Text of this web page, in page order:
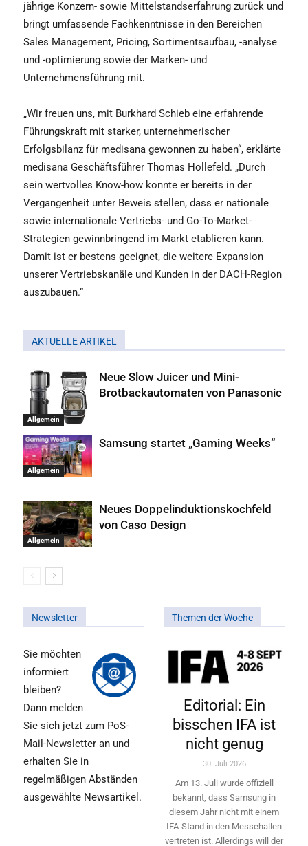
jährige Konzern- sowie Mittelstandserfahrung zurück und
bringt umfassende Fachkenntnisse in den Bereichen
Sales Management, Pricing, Sortimentsaufbau, -analyse
und -optimierung sowie der Marken- und
Unternehmensführung mit.
„Wir freuen uns, mit Burkhard Schieb eine erfahrende
Führungskraft mit starker, unternehmerischer
Erfolgsbilanz für medisana gewonnen zu haben“, erklärte
medisana Geschäftsführer Thomas Hollefeld. „Durch
sein wertvolles Know-how konnte er bereits in der
Vergangenheit unter Beweis stellen, dass er nationale
sowie internationale Vertriebs- und Go-To-Market-
Strategien gewinnbringend im Markt etablieren kann.
Damit ist er bestens geeignet, die weitere Expansion
unserer Vertriebskanäle und Kunden in der DACH-Region
auszubauen.“
AKTUELLE ARTIKEL
Allgemein
Neue Slow Juicer und Mini-
Brotbackautomaten von Panasonic
Allgemein
Samsung startet „Gaming Weeks“
Allgemein
Neues Doppelinduktionskochfeld
von Caso Design
Newsletter
Sie möchten
informiert
bleiben?
Dann melden
Sie sich jetzt zum PoS-
Mail-Newsletter an und
erhalten Sie in
regelmäßigen Abständen
ausgewählte Newsartikel.
Themen der Woche
Editorial: Ein
bisschen IFA ist
nicht genug
30. Juli 2026
Am 13. Juli wurde offiziell
bekannt, dass Samsung in
diesem Jahr nicht mit einem
IFA-Stand in den Messehallen
vertreten ist. Allerdings will ­der